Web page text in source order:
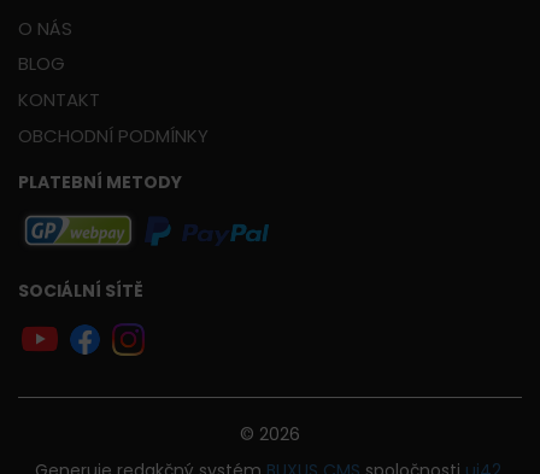
O NÁS
BLOG
KONTAKT
OBCHODNÍ PODMÍNKY
PLATEBNÍ METODY
SOCIÁLNÍ SÍTĚ
© 2026